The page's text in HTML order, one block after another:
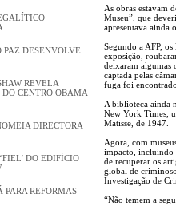
PAZ DESENVOLVE
REVELA
CENTRO OBAMA
DIRECTORA
DO EDIFÍCIO
PARA REFORMAS
As obras estavam
Museu”, que
apresentava ainda
Segundo a AFP,
exposição,
deixaram
captada pelas
fuga foi
A biblioteca ainda
New York Times,
Matisse, de 1947.
Agora, com
impacto, incluindo
de recuperar os
global de
Investigação de
“Não temem a